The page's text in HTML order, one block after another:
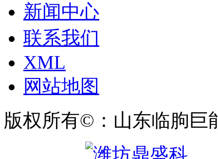
新闻中心
联系我们
XML
网站地图
版权所有©：山东临朐巨